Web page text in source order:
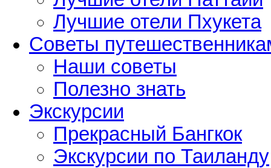
Лучшие отели Пхукета
Советы
Наши советы
Полезно знать
Экскурсии
Прекрасный Бангкок
Экскурсии по Таиланду